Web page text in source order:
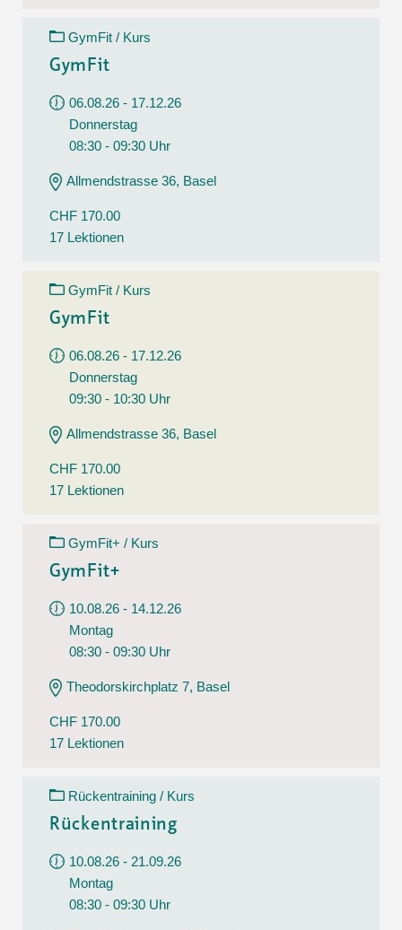
GymFit / Kurs
GymFit
06.08.26 - 17.12.26
Donnerstag
08:30 - 09:30 Uhr
Allmendstrasse 36, Basel
CHF 170.00
17 Lektionen
GymFit / Kurs
GymFit
06.08.26 - 17.12.26
Donnerstag
09:30 - 10:30 Uhr
Allmendstrasse 36, Basel
CHF 170.00
17 Lektionen
GymFit+ / Kurs
GymFit+
10.08.26 - 14.12.26
Montag
08:30 - 09:30 Uhr
Theodorskirchplatz 7, Basel
CHF 170.00
17 Lektionen
Rückentraining / Kurs
Rückentraining
10.08.26 - 21.09.26
Montag
08:30 - 09:30 Uhr